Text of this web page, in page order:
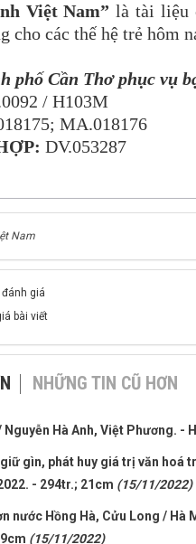
Việt Nam”là tài liệu
cho các thế hệ trẻ hôm
phố Cần Thơ phục vụ
/ H103M
MA.018176
DV.053287
Nam
giá
bài viết
NHỮNG TIN CŨ HƠN
Hà Anh, Việt Phương. -
gìn, phát huy giá trị văn hoá
- 294tr.; 21cm (15/11/2022)
nước Hồng Hà, Cửu Long / Hà
(15/11/2022)